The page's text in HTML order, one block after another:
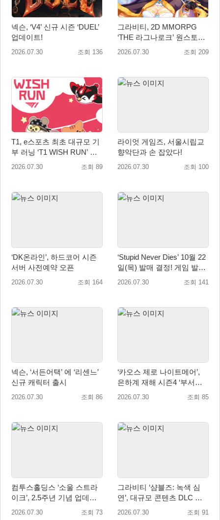
넥슨, ‘V4’ 신규 시즌 ‘DUEL’
업데이트!
2026.07.30 조회 136
그라비티, 2D MMORPG
‘THE 라그나로크’ 원스토어
및 갤럭시 스토어 정식 론칭!
2026.07.30 조회 209
T1, e스포츠 최초 대규모 기
부 러닝 ‘T1 WISH RUN’ 개
최…수익금 전액 사회 환원
2026.07.30 조회 89
라이엇 게임즈, 서울시립교
향악단과 손 잡았다!
2026.07.30 조회 100
‘DK온라인’, 하드코어 시즌
서버 사전예약 오픈
2026.07.30 조회 164
‘Stupid Never Dies’ 10월 22
일(목) 발매 결정! 게임 발매
에 앞서 주제가 음원 선공개
2026.07.30 조회 141
넥슨, ‘서든어택’ 에 ‘리센느’
신규 캐릭터 출시
2026.07.30 조회 86
‘카오스 제로 나이트메어’,
은하계 재해 시즌4 ‘부서진
빛과 발톱’ 업데이트
2026.07.30 조회 85
컴투스홀딩스 ‘소울 스트라
이크’, 2.5주년 기념 업데이
트… 감사 선물 풍성
2026.07.30 조회 73
그라비티 ‘샴블즈: 녹색 심
연’, 대규모 콘텐츠 DLC 정
식 출시
2026.07.30 조회 91